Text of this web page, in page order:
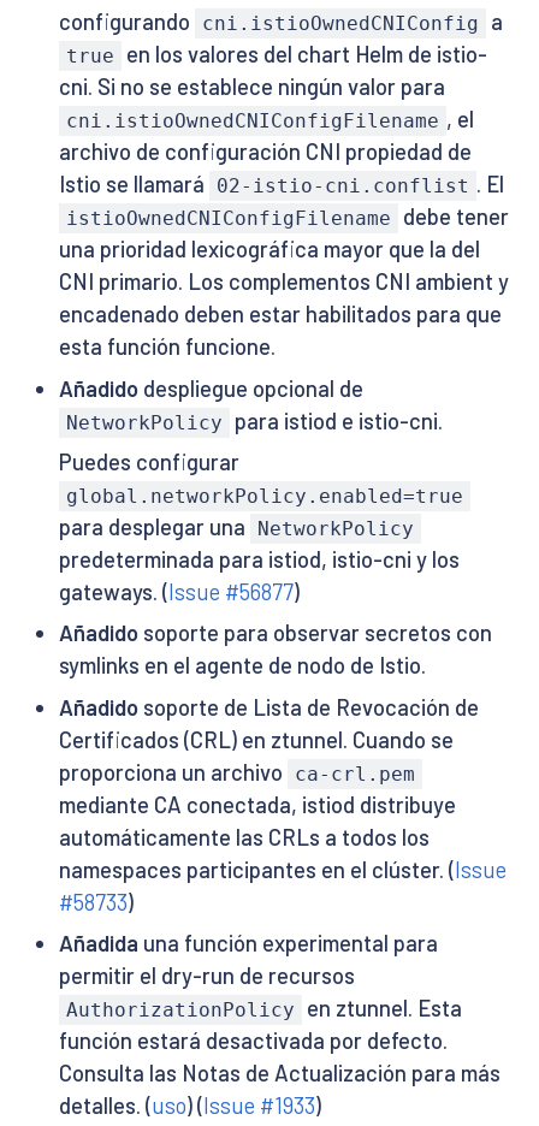
configurando
cni.istioOwnedCNIConfig a
true
en los valores del chart Helm de istio-
cni. Si no se establece ningún valor para
cni.istioOwnedCNIConfigFilename , el
archivo de configuración CNI propiedad de
Istio se llamará
02-istio-cni.conflist . El
istioOwnedCNIConfigFilename
debe tener
una prioridad lexicográfica mayor que la del
CNI primario. Los complementos CNI ambient y
encadenado deben estar habilitados para que
esta función funcione.
Añadidodespliegue opcional de
NetworkPolicy
para istiod e istio-cni.
Puedes configurar
global.networkPolicy.enabled=true
para desplegar una NetworkPolicy
predeterminada para istiod, istio-cni y los
gateways. (Issue #56877)
Añadidosoporte para observar secretos con
symlinks en el agente de nodo de Istio.
Añadidosoporte de Lista de Revocación de
Certificados (CRL) en ztunnel. Cuando se
proporciona un archivo
ca-crl.pem
mediante CA conectada, istiod distribuye
automáticamente las CRLs a todos los
namespaces participantes en el clúster. (Issue
#58733)
Añadida una función experimental para
permitir el dry-run de recursos
AuthorizationPolicy
en ztunnel. Esta
función estará desactivada por defecto.
Consulta las Notas de Actualización para más
detalles. (uso) (Issue #1933)